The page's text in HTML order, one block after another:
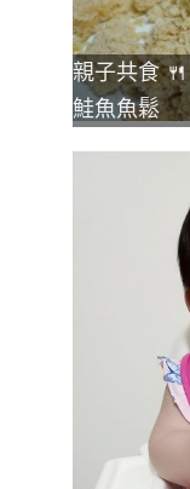
親子共食
鮭魚魚鬆